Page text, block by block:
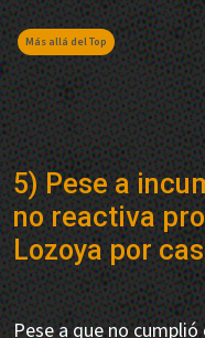
Más allá del Top
5) Pese a
no reactiva
Lozoya por
Pese a que no